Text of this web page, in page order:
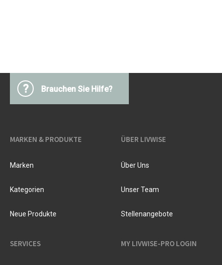
? Brauchen Sie Hilfe?
MARKEN & PRODUKTE
Marken
Kategorien
Neue Produkte
ÜBER LIVWISE
Über Uns
Unser Team
Stellenangebote
SERVICES MY LIVWISE-PRO LOGIN